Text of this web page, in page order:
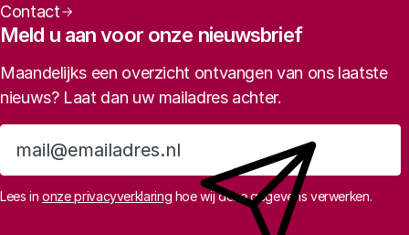
Contact
Meld u aan voor onze nieuwsbrief
Maandelijks een overzicht ontvangen van ons laatste
nieuws? Laat dan uw mailadres achter.
Aanmelden
Lees inonze privacyverklaring hoe wij deze gegevens verwerken.